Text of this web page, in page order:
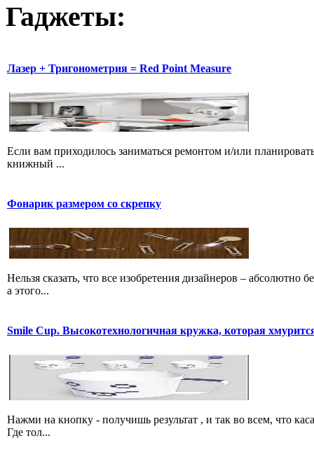
Гаджеты:
Лазер + Тригонометрия = Red Point Measure
Если вам приходилось заниматься ремонтом и/или
книжный ...
Фонарик размером со скрепку
Нельзя сказать, что все изобретения дизайнеров –
а этого...
Smile Cup. Высокотехнологичная кружка, которая
Нажми на кнопку - получишь результат , и так во всем, что
Где тол...